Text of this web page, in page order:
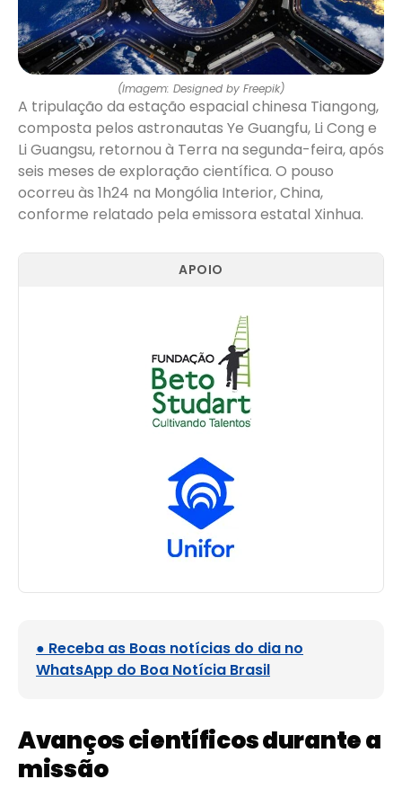
(Imagem: Designed by Freepik)
A tripulação da estação espacial chinesa Tiangong,
composta pelos astronautas Ye Guangfu, Li Cong e
Li Guangsu, retornou à Terra na segunda-feira, após
seis meses de exploração científica. O pouso
ocorreu às 1h24 na Mongólia Interior, China,
conforme relatado pela emissora estatal Xinhua.
APOIO
● Receba as Boas notícias do dia no
WhatsApp do Boa Notícia Brasil
Avanços científicos durante a
missão